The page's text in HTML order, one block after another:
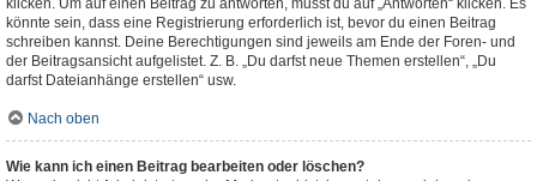
klicken. Um auf einen Beitrag zu antworten, musst du auf „Antworten“ klicken. Es
könnte sein, dass eine Registrierung erforderlich ist, bevor du einen Beitrag
schreiben kannst. Deine Berechtigungen sind jeweils am Ende der Foren- und
der Beitragsansicht aufgelistet. Z. B. „Du darfst neue Themen erstellen“, „Du
darfst Dateianhänge erstellen“ usw.
Nach oben
Wie kann ich einen Beitrag bearbeiten oder löschen?